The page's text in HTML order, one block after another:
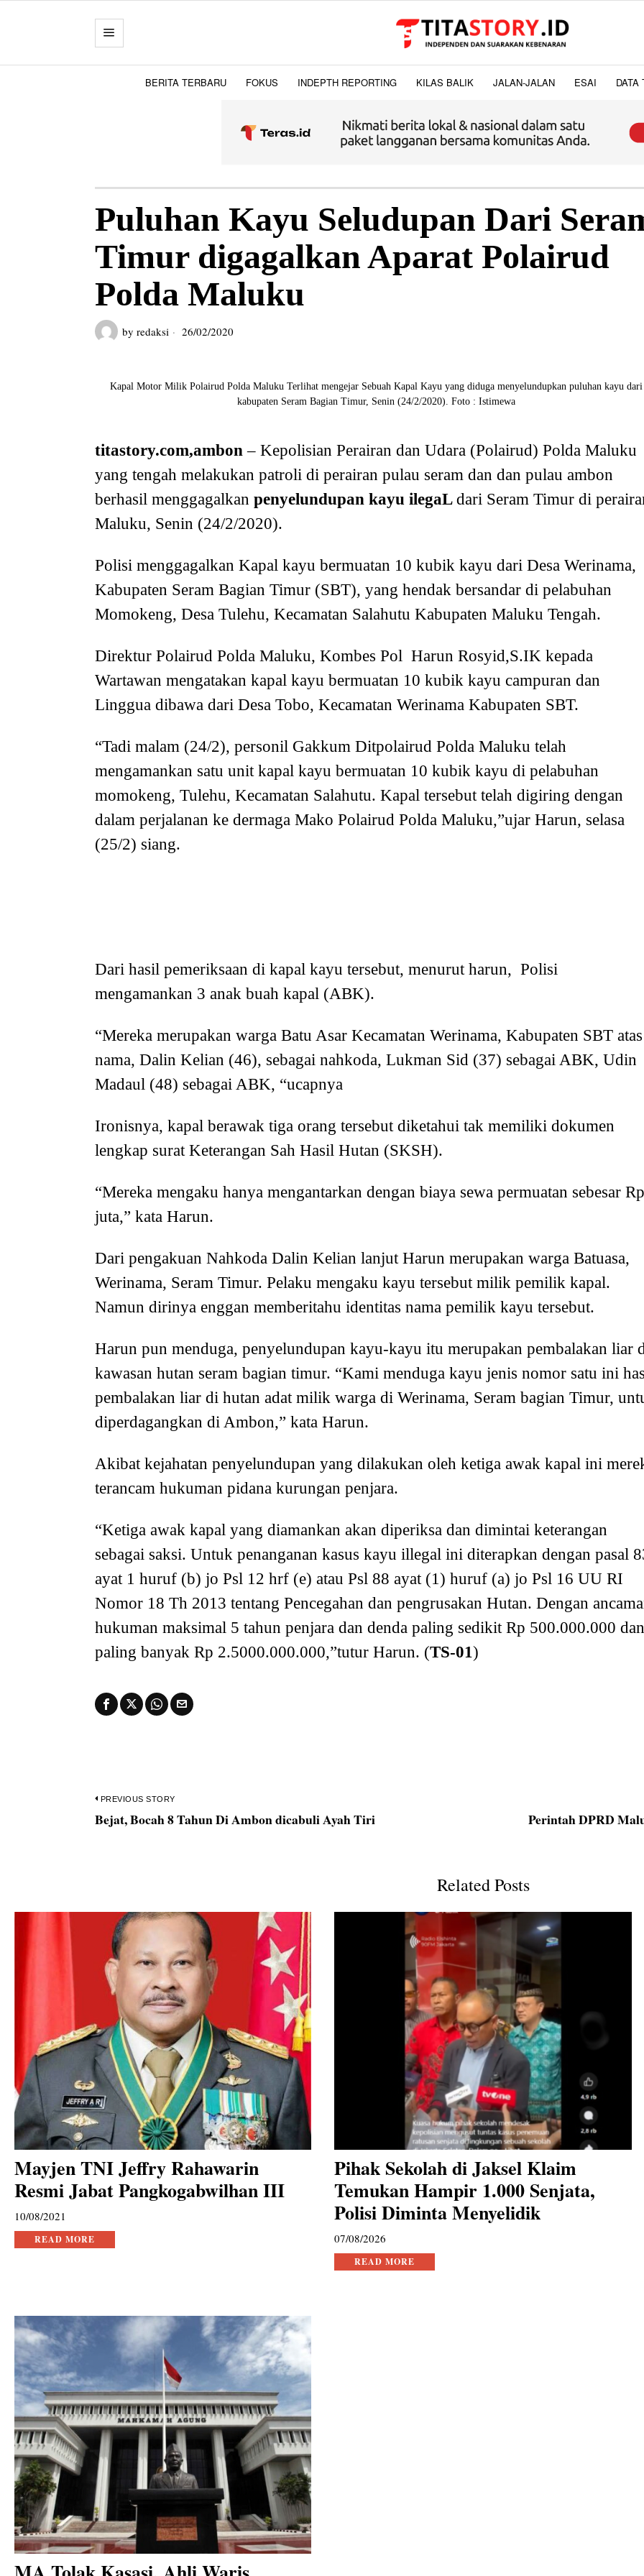
BERITA TERBARU FOKUS INDEPTH REPORTING KILAS BALIK JALAN-JALAN ESAI DATA
Puluhan Kayu Seludupan Dari
Timur digagalkan Aparat Polairud
Polda Maluku
by redaksi 26/02/2020
Kapal Motor Milik Polairud Polda Maluku Terlihat mengejar Sebuah Kapal Kayu yang diduga menyelundupkan puluhan kayu dari
kabupaten Seram Bagian Timur, Senin (24/2/2020). Foto : Istimewa
titastory.com,ambon – Kepolisian Perairan dan Udara (Polairud) Polda Maluku
yang tengah melakukan patroli di perairan pulau seram dan dan pulau ambon
berhasil menggagalkan penyelundupan kayu ilegaLdari Seram Timur di
Maluku, Senin (24/2/2020).
Polisi menggagalkan Kapal kayu bermuatan 10 kubik kayu dari Desa Werinama,
Kabupaten Seram Bagian Timur (SBT), yang hendak bersandar di pelabuhan
Momokeng, Desa Tulehu, Kecamatan Salahutu Kabupaten Maluku Tengah.
Direktur Polairud Polda Maluku, Kombes Pol Harun Rosyid,S.IK kepada
Wartawan mengatakan kapal kayu bermuatan 10 kubik kayu campuran dan
Linggua dibawa dari Desa Tobo, Kecamatan Werinama Kabupaten SBT.
“Tadi malam (24/2), personil Gakkum Ditpolairud Polda Maluku telah
mengamankan satu unit kapal kayu bermuatan 10 kubik kayu di pelabuhan
momokeng, Tulehu, Kecamatan Salahutu. Kapal tersebut telah digiring dengan
dalam perjalanan ke dermaga Mako Polairud Polda Maluku,”ujar Harun, selasa
(25/2) siang.
Dari hasil pemeriksaan di kapal kayu tersebut, menurut harun, Polisi
mengamankan 3 anak buah kapal (ABK).
“Mereka merupakan warga Batu Asar Kecamatan Werinama, Kabupaten SBT atas
nama, Dalin Kelian (46), sebagai nahkoda, Lukman Sid (37) sebagai ABK, Udin
Madaul (48) sebagai ABK, “ucapnya
Ironisnya, kapal berawak tiga orang tersebut diketahui tak memiliki dokumen
lengkap surat Keterangan Sah Hasil Hutan (SKSH).
“Mereka mengaku hanya mengantarkan dengan biaya sewa permuatan sebesar
juta,” kata Harun.
Dari pengakuan Nahkoda Dalin Kelian lanjut Harun merupakan warga Batuasa,
Werinama, Seram Timur. Pelaku mengaku kayu tersebut milik pemilik kapal.
Namun dirinya enggan memberitahu identitas nama pemilik kayu tersebut.
Harun pun menduga, penyelundupan kayu-kayu itu merupakan pembalakan liar
kawasan hutan seram bagian timur. “Kami menduga kayu jenis nomor satu ini
pembalakan liar di hutan adat milik warga di Werinama, Seram bagian Timur,
diperdagangkan di Ambon,” kata Harun.
Akibat kejahatan penyelundupan yang dilakukan oleh ketiga awak kapal ini
terancam hukuman pidana kurungan penjara.
“Ketiga awak kapal yang diamankan akan diperiksa dan dimintai keterangan
sebagai saksi. Untuk penanganan kasus kayu illegal ini diterapkan dengan pasal
ayat 1 huruf (b) jo Psl 12 hrf (e) atau Psl 88 ayat (1) huruf (a) jo Psl 16 UU RI
Nomor 18 Th 2013 tentang Pencegahan dan pengrusakan Hutan. Dengan
hukuman maksimal 5 tahun penjara dan denda paling sedikit Rp 500.000.000 dan
paling banyak Rp 2.5000.000.000,”tutur Harun. (TS-01)
Navigasi
pos
PREVIOUS STORY
Previous
Bejat, Bocah 8 Tahun Di Ambon dicabuli Ayah Tiri Perintah DPRD
Related Posts
Mayjen TNI Jeffry Rahawarin
Resmi Jabat Pangkogabwilhan III
10/08/2021
READ MORE
Pihak Sekolah di Jaksel Klaim
Temukan Hampir 1.000 Senjata,
Polisi Diminta Menyelidik
07/08/2026
READ MORE